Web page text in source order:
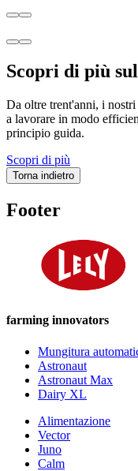
Scopri di più
Da oltre trent'anni, i
a lavorare in modo
principio guida.
Scopri di più
Torna indietro
Footer
farming innovators
Mungitura
Astronaut
Astronaut Max
Dairy XL
Alimentazione
Vector
Juno
Calm